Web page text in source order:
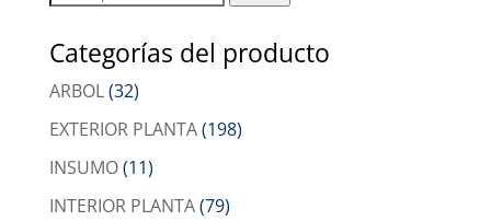
Categorías del producto
ARBOL(32)
EXTERIOR PLANTA(198)
INSUMO(11)
INTERIOR PLANTA(79)